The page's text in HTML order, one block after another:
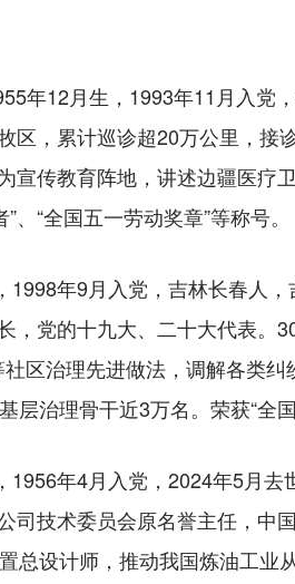
12月生，1993年11月入党
区，累计巡诊超20万公里，
宣传教育阵地，讲述边疆医疗
“全国五一劳动奖章”等称号。
年9月入党，吉林长春人，
党的十九大、二十大代表。
社区治理先进做法，调解各类
治理骨干近3万名。荣获“全
年4月入党，2024年5月去
司技术委员会原名誉主任，中
总设计师，推动我国炼油工